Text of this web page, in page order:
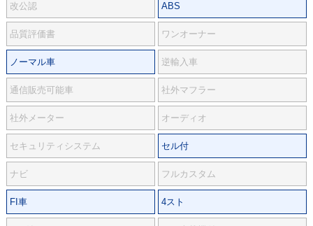
改公認 ABS
品質評価書 ワンオーナー
ノーマル車 逆輸入車
通信販売可能車 社外マフラー
社外メーター オーディオ
セキュリティシステム セル付
ナビ フルカスタム
FI車 4スト